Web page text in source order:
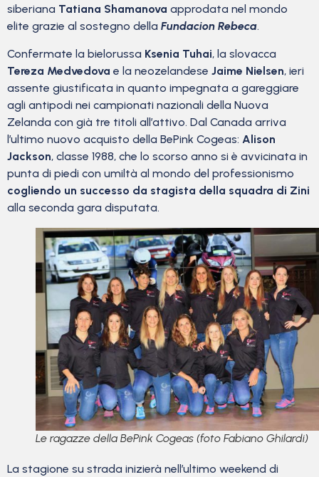
siberiana Tatiana Shamanova approdata nel mondo
elite grazie al sostegno della Fundacion Rebeca.
Confermate la bielorussa Ksenia Tuhai, la slovacca
Tereza Medvedova e la neozelandese Jaime Nielsen, ieri
assente giustificata in quanto impegnata a gareggiare
agli antipodi nei campionati nazionali della Nuova
Zelanda con già tre titoli all’attivo. Dal Canada arriva
l’ultimo nuovo acquisto della BePink Cogeas: Alison
Jackson, classe 1988, che lo scorso anno si è avvicinata in
punta di piedi con umiltà al mondo del professionismo
cogliendo un successo da stagista della squadra di Zini
alla seconda gara disputata.
Le ragazze della BePink Cogeas (foto Fabiano Ghilardi)
La stagione su strada inizierà nell’ultimo weekend di